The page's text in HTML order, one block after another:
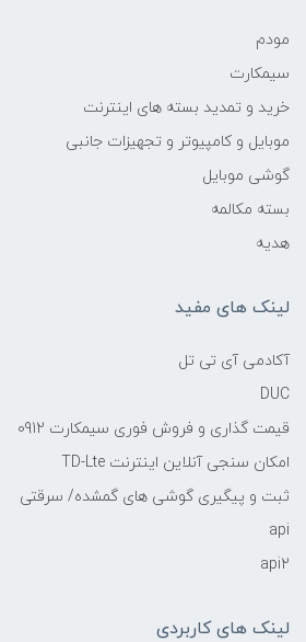
مودم
سیمکارت
خرید و تمدید بسته های اینترنت
موبایل و کامپیوتر و تجهیزات جانبی
گوشی موبایل
بسته مکالمه
هدیه
لینک های مفید
آکادمی آی تی تل
DUC
قیمت گذاری و فروش فوری سیمکارت 0912
امکان سنجی آنلاین اینترنت TD-Lte
ثبت و پیگیری گوشی های گمشده/ سرقتی
api
api2
لینک های کاربردی